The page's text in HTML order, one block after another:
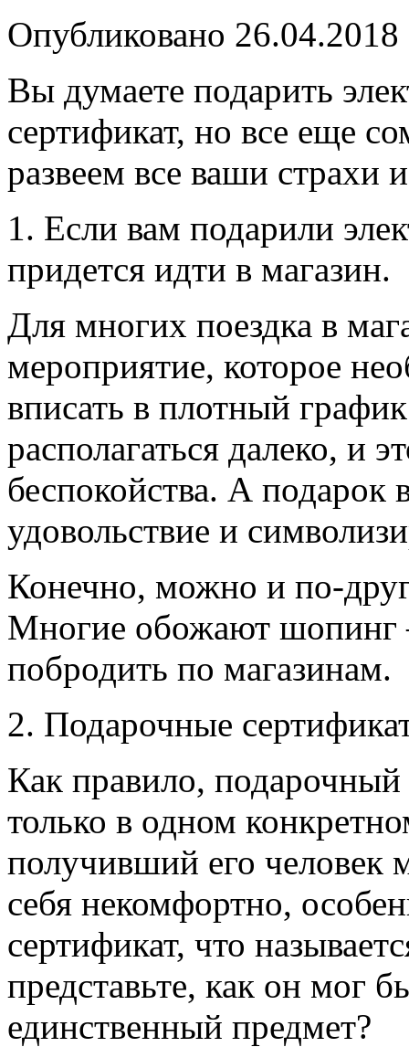
Опубликовано 26.04.2018
Вы думаете подарить
сертификат, но все еще
развеем все ваши страхи
1. Если вам подарили
придется идти в магазин.
Для многих поездка в
мероприятие, которое
вписать в плотный
располагаться далеко, и
беспокойства. А подарок
удовольствие и
Конечно, можно и по-
Многие обожают шопинг
побродить по магазинам.
2. Подарочные
Как правило,
только в одном
получивший его человек
себя некомфортно,
сертификат, что
представьте, как он мог
единственный предмет?